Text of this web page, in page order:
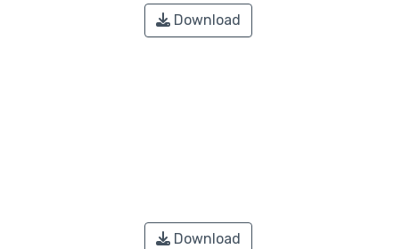
Download
Download